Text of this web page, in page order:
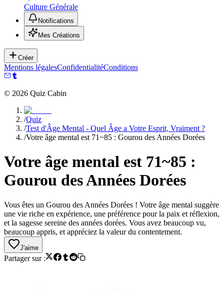
Culture Générale
Notifications
Mes Créations
Créer
Mentions légalesConfidentialitéConditions
© 2026 Quiz Cabin
/Quiz
/Test d'Âge Mental - Quel Âge a Votre Esprit, Vraiment ?
/Votre âge mental est 71~85 : Gourou des Années Dorées
Votre âge mental est 71~85 :
Gourou des Années Dorées
Vous êtes un Gourou des Années Dorées ! Votre âge mental suggère
une vie riche en expérience, une préférence pour la paix et réflexion,
et la sagesse sereine des années dorées. Vous avez beaucoup vu,
beaucoup appris, et appréciez la valeur du contentement.
J'aime
Partager sur :